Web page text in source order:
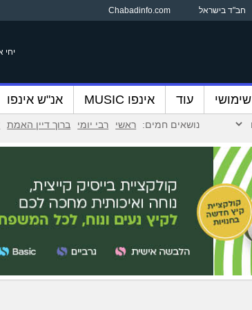
חב"ד בישראל Chabadinfo.com
יחי
שימושי עוד אינפו MUSIC אנ"ש אינפו
נושאים חמים: ראשי רבי יומי ברוך דיין האמת